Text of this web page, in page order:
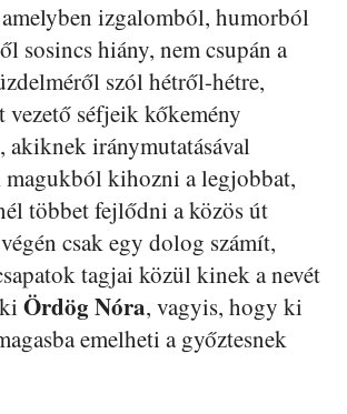
izgalomból, humorból
sosincs hiány, nem csupán a
szól hétről-hétre,
vezető séfjeik kőkemény
akiknek iránymutatásával
kihozni a legjobbat,
többet fejlődni a közös út
csak egy dolog számít,
tagjai közül kinek a nevét
Ördög Nóra, vagyis, hogy ki
emelheti a győztesnek